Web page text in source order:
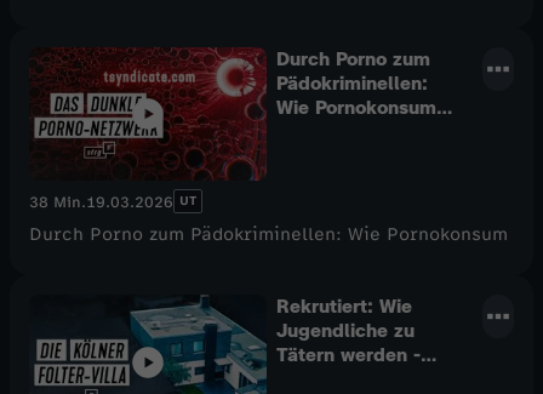
rekonstruieren einen Brandanschlag in Berlin und
einen brutalen Angriff in Moers, sprechen mit
Betroffenen und Angehörigen und machen uns auf
die Suche nach den Tätern und ihren Motiven.
Durch Porno zum
Pädokriminellen:
Wie Pornokonsum
38 Min.19.03.2026 UT
Durch Porno zum Pädokriminellen: Wie Pornokonsum
Rekrutiert: Wie
Jugendliche zu
Tätern werden -